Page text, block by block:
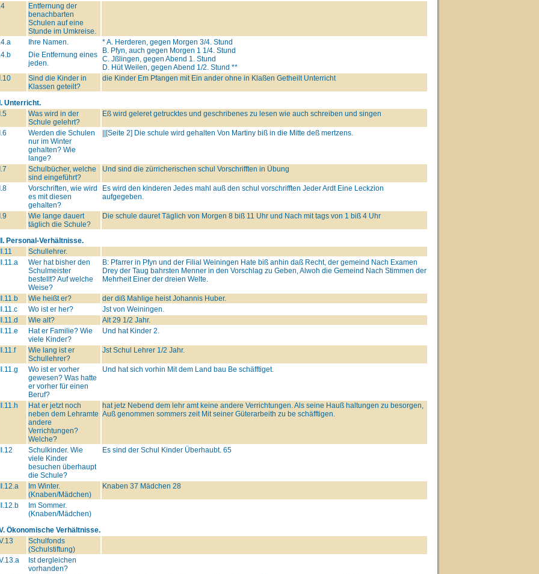
Entfernung der
benachbarten
Schulen auf eine
Stunde im Umkreise.
Ihre Namen.
* A. Herderen, gegen Morgen 3/4. Stund
B. Pfyn, auch gegen Morgen 1 1/4. Stund
C. Jßlingen, gegen Abend 1. Stund
D. Hüt Weilen, gegen Abend 1/2. Stund **
Die Entfernung eines
jeden.
Sind die Kinder in
Klassen geteilt?
die Kinder Em Pfangen mit Ein ander ohne in Klaßen Getheilt Unterricht
Unterricht.
Was wird in der
Schule gelehrt?
Eß wird geleret getrucktes und geschribenes zu lesen wie auch schreiben und singen
Werden die Schulen
nur im Winter
gehalten? Wie
lange?
||[Seite 2] Die schule wird gehalten Von Martiny biß in die Mitte deß mertzens.
Schulbücher, welche
sind eingeführt?
Und sind die zürricherischen schul Vorschrifften in Übung
Vorschriften, wie wird
es mit diesen
gehalten?
Es wird den kinderen Jedes mahl auß den schul vorschrifften Jeder Ardt Eine Leckzion
aufgegeben.
Wie lange dauert
täglich die Schule?
Die schule dauret Täglich von Morgen 8 biß 11 Uhr und Nach mit tags von 1 biß 4 Uhr
Personal-Verhältnisse.
Schullehrer.
Wer hat bisher den
Schulmeister
bestellt? Auf welche
Weise?
B: Pfarrer in Pfyn und der Filial Weiningen Hate biß anhin daß Recht, der gemeind Nach Examen
Drey der Taug bahrsten Menner in den Vorschlag zu Geben, Alwoh die Gemeind Nach Stimmen der
Mehrheit Einer der dreien Welte.
Wie heißt er?
der diß Mahlige heist Johannis Huber.
Wo ist er her?
Jst von Weiningen.
Wie alt?
Alt 29 1/2 Jahr.
Hat er Familie? Wie
viele Kinder?
Und hat Kinder 2.
Wie lang ist er
Schullehrer?
Jst Schul Lehrer 1/2 Jahr.
Wo ist er vorher
gewesen? Was hatte
er vorher für einen
Beruf?
Und hat sich vorhin Mit dem Land bau Be schäfftiget.
Hat er jetzt noch
neben dem Lehramte
andere
Verrichtungen?
Welche?
hat jetz Nebend dem lehr amt keine andere Verrichtungen. Als seine Hauß haltungen zu besorgen,
Auß genommen sommers zeit Mit seiner Güterarbeith zu be schäfftigen.
Schulkinder. Wie
viele Kinder
besuchen überhaupt
die Schule?
Es sind der Schul Kinder Überhaubt. 65
Im Winter.
(Knaben/Mädchen)
Knaben 37 Mädchen 28
Im Sommer.
(Knaben/Mädchen)
Ökonomische Verhältnisse.
Schulfonds
(Schulstiftung)
Ist dergleichen
vorhanden?